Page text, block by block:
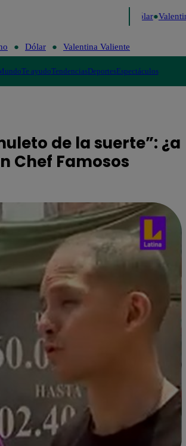
Dólar
Dólar Valentina Valiente
Te ayudoTendenciasDeportesEspectáculos
de la suerte”: ¿a
Chef Famosos